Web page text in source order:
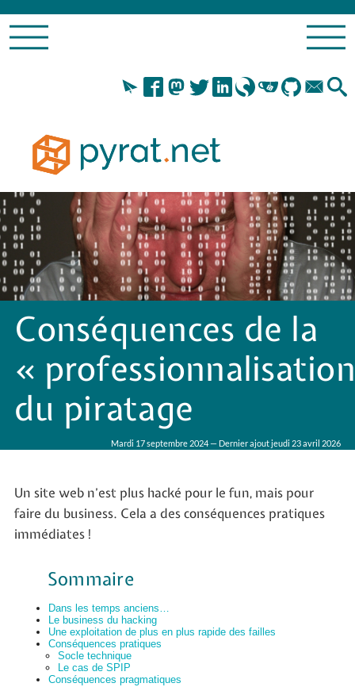
Conséquences de la
«
du piratage
Mardi 17 septembre 2024 — Dernier ajout jeudi 23 avril 2026
Un site web n’est plus hacké pour le fun, mais pour
faire du business. Cela a des conséquences pratiques
immédiates !
Sommaire
Dans les temps anciens…
Le business du hacking
Une exploitation de plus en plus rapide des failles
Conséquences pratiques
Socle technique
Le cas de SPIP
Conséquences pragmatiques